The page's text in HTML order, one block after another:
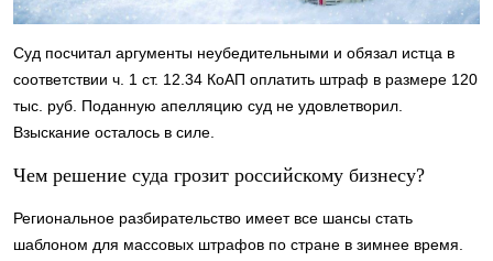
Суд посчитал аргументы неубедительными и обязал истца в
соответствии ч. 1 ст. 12.34 КоАП оплатить штраф в размере 120
тыс. руб. Поданную апелляцию суд не удовлетворил.
Взыскание осталось в силе.
Чем решение суда грозит российскому бизнесу?
Региональное разбирательство имеет все шансы стать
шаблоном для массовых штрафов по стране в зимнее время.